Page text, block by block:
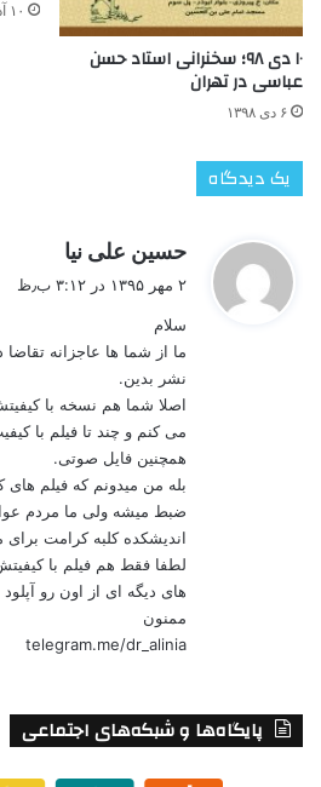
۱۰ دی ۹۸؛ سخنرانی استاد حسن
عباسی در تهران
۶ دی ۱۳۹۸
۱۰ آذر ۱۳۹۷
یک دیدگاه
حسین علی نیا
۲ مهر ۱۳۹۵ در ۳:۱۲ ب٫ظ
سلام
ما از شما ها عاجزانه
نشر بدین.
اصلا شما هم نسخه با
می کنم و چند تا فیلم با
همچنین فایل صوتی.
بله من میدونم که فیلم
ضبط میشه ولی ما مردم
اندیشکده کلبه کرامت برای
لطفا فقط هم فیلم با
های دیگه ای از اون رو
ممنون
telegram.me/dr_alinia
پایگاه‌ها و شبکه‌های اجتماعی